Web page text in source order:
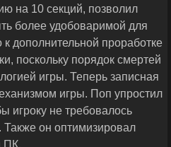
на 10 секций, позволил
более удобоваримой для
дополнительной проработке
поскольку порядок смертей
игры. Теперь записная
игры. Поп упростил
игроку не требовалось
Также он оптимизировал